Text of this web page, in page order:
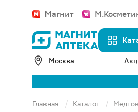
Магнит
Москва
Главная Каталог